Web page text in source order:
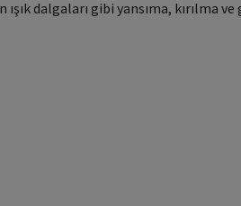
dalgaları gibi yansıma, kırılma